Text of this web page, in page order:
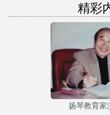
精彩
扬琴教育家